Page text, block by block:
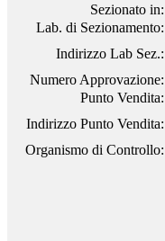
Sezionato in:
Lab. di Sezionamento:
Indirizzo Lab Sez.:
Numero Approvazione:
Punto Vendita:
Indirizzo Punto Vendita:
Organismo di Controllo: